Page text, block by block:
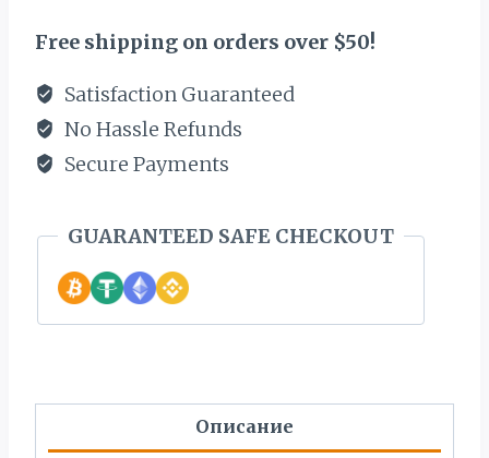
VERSACE
585
ПРОБЫ.
BЕС
24,9
ЕЖЕМЕСЯЧНЫЕ
ВЫПЛАТЫ
20€
Free shipping on orders over $50!
Satisfaction Guaranteed
No Hassle Refunds
Secure Payments
GUARANTEED SAFE CHECKOUT
Описание